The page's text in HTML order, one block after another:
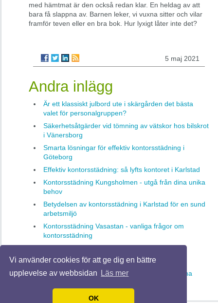
Vi använder cookies för att ge dig en bättre
upplevelse av webbsidan
Läs mer
OK
med hämtmat är den också redan klar. En heldag av att
bara få slappna av. Barnen leker, vi vuxna sitter och vilar
framför teven eller en bra bok. Hur lyxigt låter inte det?
5 maj 2021
Andra inlägg
Är ett klassiskt julbord ute i skärgården det bästa
valet för personalgruppen?
Säkerhetsåtgärder vid tömning av vätskor hos bilskrot
i Vänersborg
Smarta lösningar för effektiv kontorsstädning i
Göteborg
Effektiv kontorsstädning: så lyfts kontoret i Karlstad
Kontorsstädning Kungsholmen - utgå från dina unika
behov
Betydelsen av kontorsstädning i Karlstad för en sund
arbetsmiljö
Kontorsstädning Vasastan - vanliga frågor om
kontorsstädning
Effektiv trappstädning i Solna
Byggskyltar – allt du behöver veta för att komma